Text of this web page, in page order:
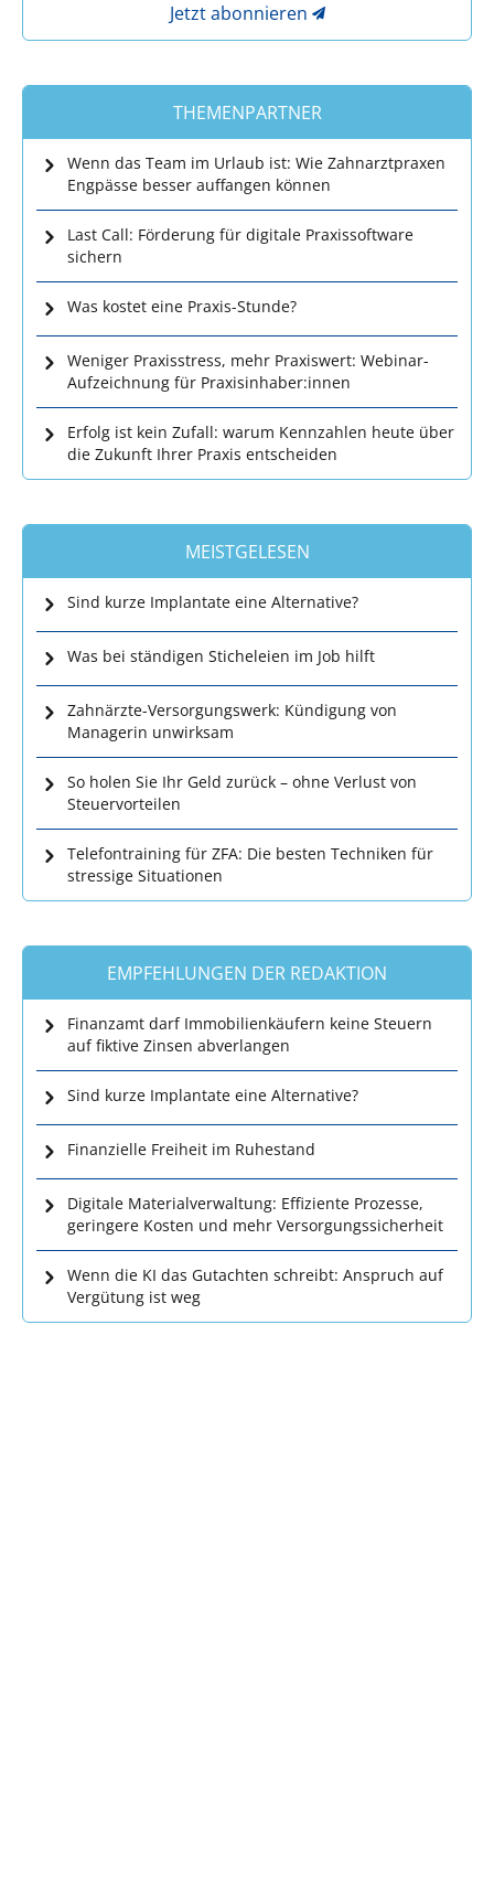
Jetzt abonnieren
THEMENPARTNER
Wenn das Team im Urlaub ist: Wie Zahnarztpraxen
Engpässe besser auffangen können
Last Call: Förderung für digitale Praxissoftware
sichern
Was kostet eine Praxis-Stunde?
Weniger Praxisstress, mehr Praxiswert: Webinar-
Aufzeichnung für Praxisinhaber:innen
Erfolg ist kein Zufall: warum Kennzahlen heute über
die Zukunft Ihrer Praxis entscheiden
MEISTGELESEN
Sind kurze Implantate eine Alternative?
Was bei ständigen Sticheleien im Job hilft
Zahnärzte-Versorgungswerk: Kündigung von
Managerin unwirksam
So holen Sie Ihr Geld zurück – ohne Verlust von
Steuervorteilen
Telefontraining für ZFA: Die besten Techniken für
stressige Situationen
EMPFEHLUNGEN DER REDAKTION
Finanzamt darf Immobilienkäufern keine Steuern
auf fiktive Zinsen abverlangen
Sind kurze Implantate eine Alternative?
Finanzielle Freiheit im Ruhestand
Digitale Materialverwaltung: Effiziente Prozesse,
geringere Kosten und mehr Versorgungssicherheit
Wenn die KI das Gutachten schreibt: Anspruch auf
Vergütung ist weg